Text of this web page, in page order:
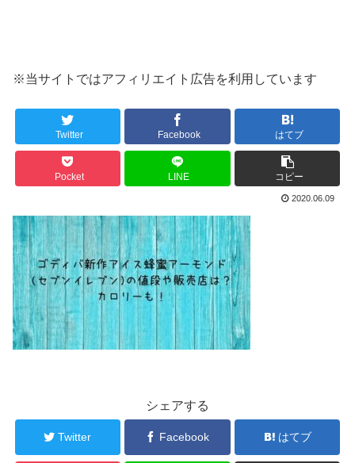
※当サイトではアフィリエイト広告を利用しています
Twitter Facebook はてブ
Pocket LINE コピー
2020.06.09
シェアする
Twitter Facebook はてブ